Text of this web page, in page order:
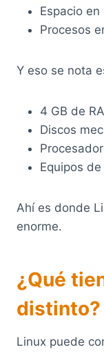
Espacio en
Procesos
Y eso se nota
4 GB de
Discos
Equipos
Ahí es donde
enorme.
¿Qué
distinto?
Linux puede